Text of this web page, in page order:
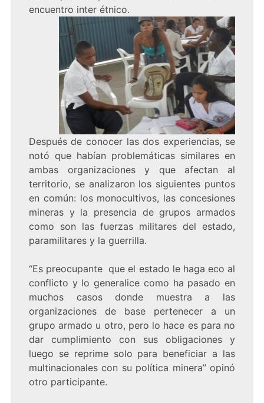
encuentro inter étnico.
Después de conocer las dos experiencias, se
notó que habían problemáticas similares en
ambas organizaciones y que afectan al
territorio, se analizaron los siguientes puntos
en común: los monocultivos, las concesiones
mineras y la presencia de grupos armados
como son las fuerzas militares del estado,
paramilitares y la guerrilla.
“Es preocupante que el estado le haga eco al
conflicto y lo generalice como ha pasado en
muchos casos donde muestra a las
organizaciones de base pertenecer a un
grupo armado u otro, pero lo hace es para no
dar cumplimiento con sus obligaciones y
luego se reprime solo para beneficiar a las
multinacionales con su política minera” opinó
otro participante.